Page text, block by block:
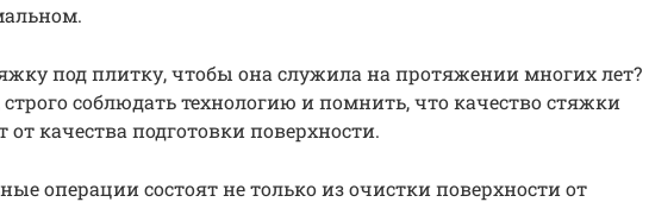
под плитку, чтобы она служила на протяжении многих лет?
строго соблюдать технологию и помнить, что качество стяжки
от качества подготовки поверхности.
операции состоят не только из очистки поверхности от